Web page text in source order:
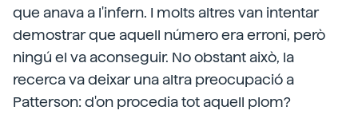
que anava a l'infern. I molts altres van intentar
demostrar que aquell número era erroni, però
ningú el va aconseguir. No obstant això, la
recerca va deixar una altra preocupació a
Patterson: d'on procedia tot aquell plom?